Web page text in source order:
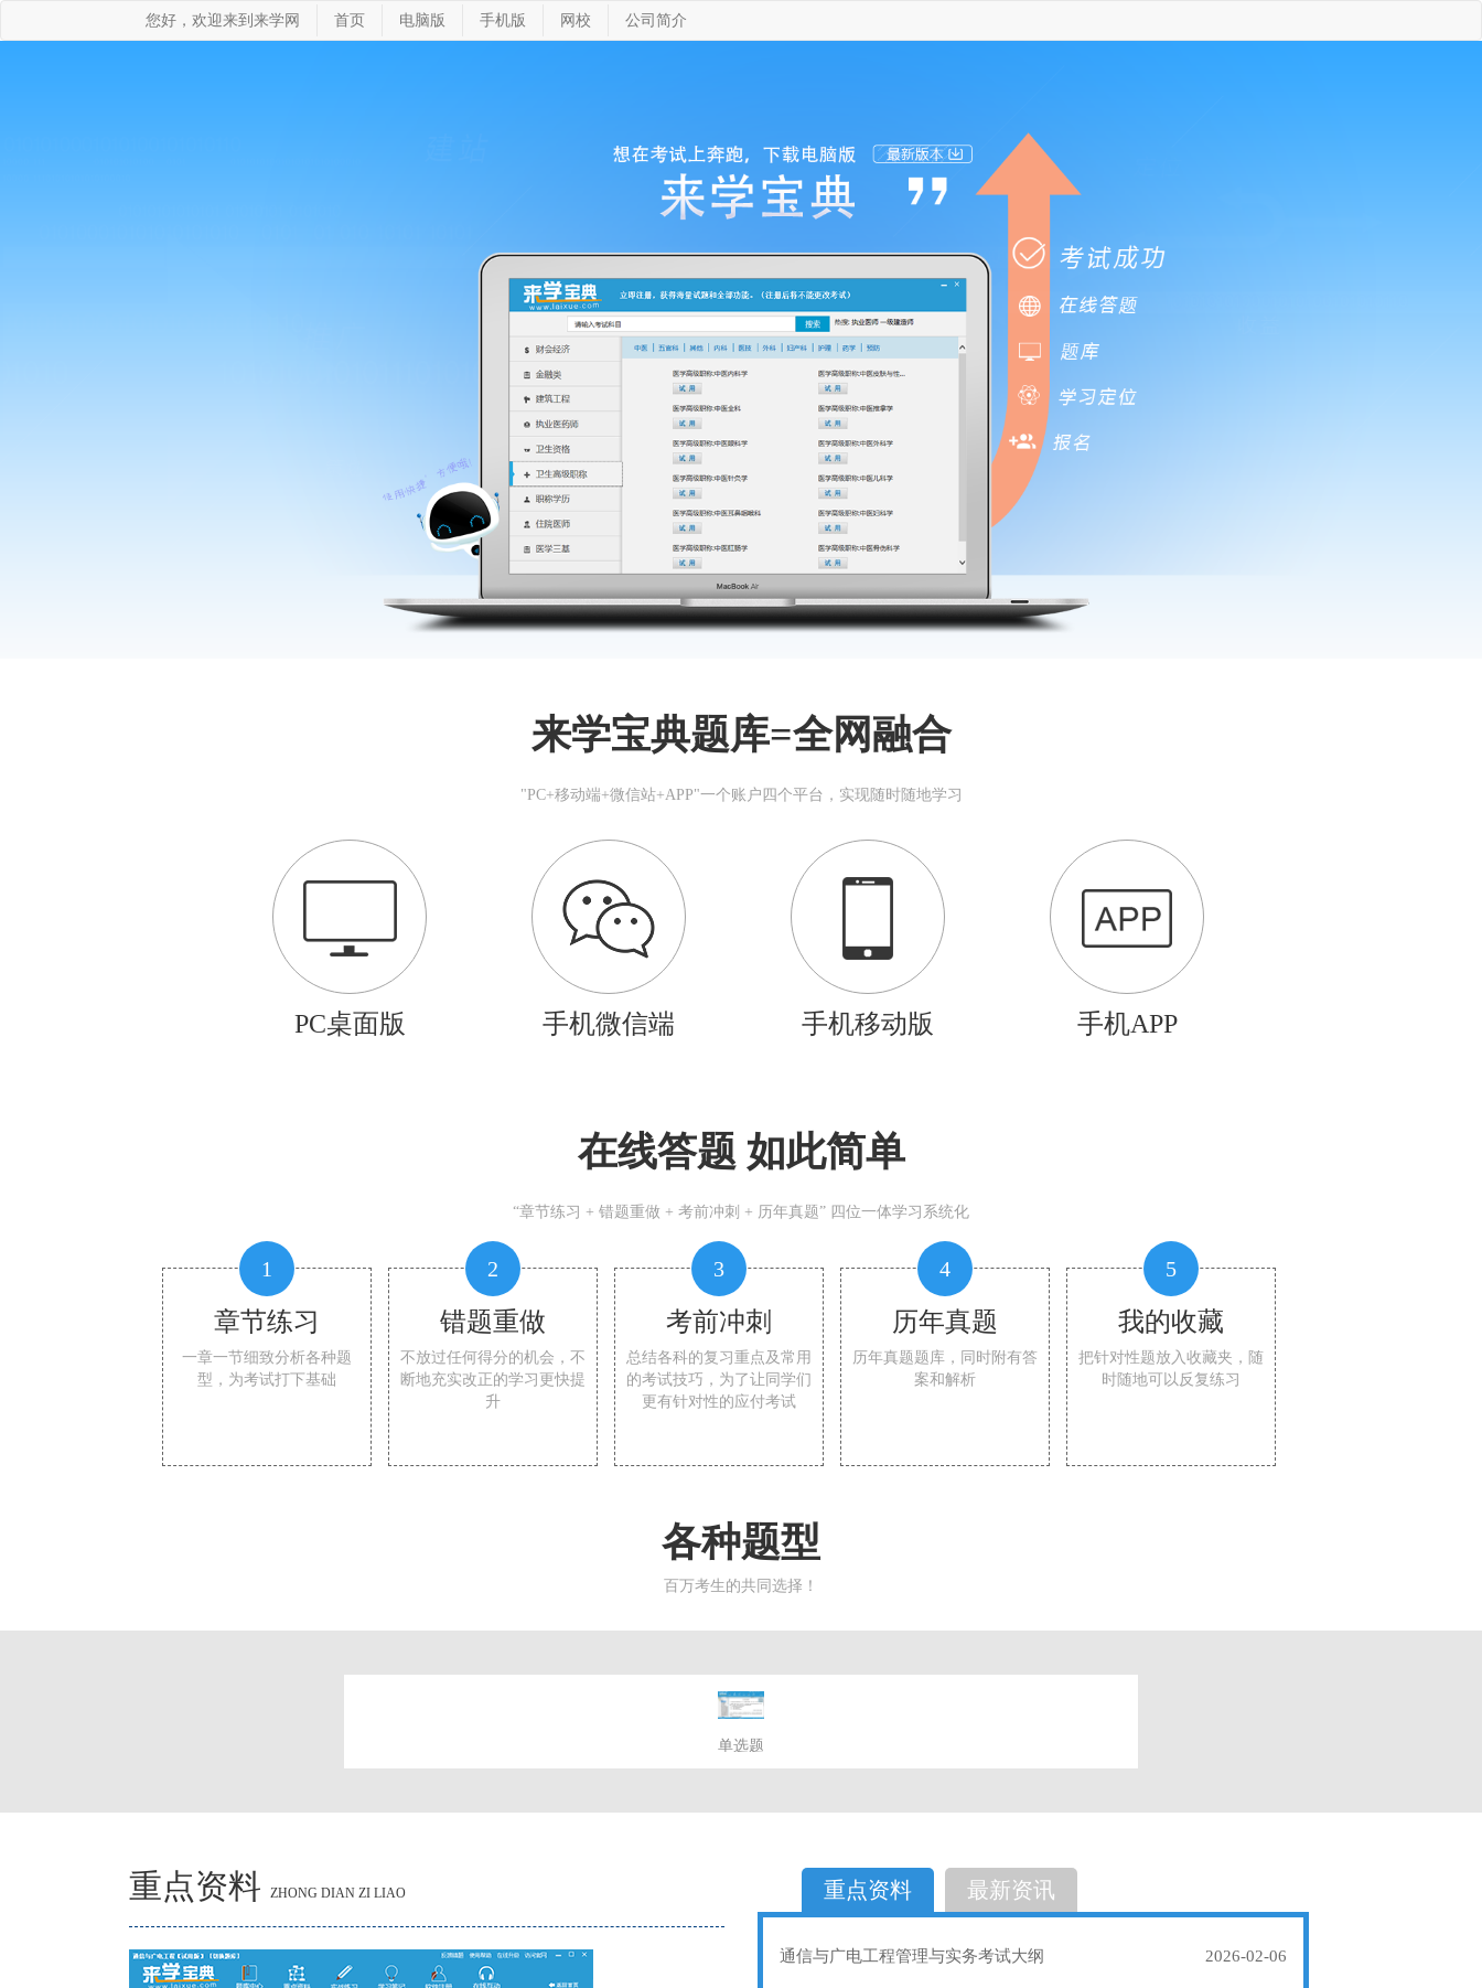
您好，欢迎来到来学网 首页 电脑版 手机版 网校 公司简介
来学宝典题库=全网融合
"PC+移动端+微信站+APP"一个账户四个平台，实现随时随地学习
PC桌面版 手机微信端 手机移动版 手机APP
在线答题 如此简单
“章节练习 + 错题重做 + 考前冲刺 + 历年真题” 四位一体学习系统化
1
章节练习
一章一节细致分析各种题
型，为考试打下基础
2
错题重做
不放过任何得分的机会，不
断地充实改正的学习更快提
升
3
考前冲刺
总结各科的复习重点及常用
的考试技巧，为了让同学们
更有针对性的应付考试
4
历年真题
历年真题题库，同时附有答
案和解析
5
我的收藏
把针对性题放入收藏夹，随
时随地可以反复练习
各种题型
百万考生的共同选择！
单选题
选择题
重点资料 ZHONG DIAN ZI LIAO 重点资料 最新资讯
通信与广电工程管理与实务考试大纲 2026-02-06